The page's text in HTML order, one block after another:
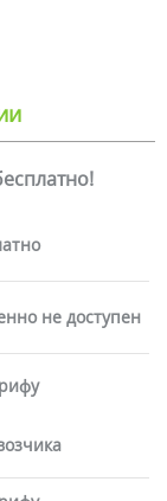
не доступен